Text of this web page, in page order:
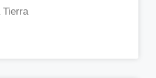
Tierra